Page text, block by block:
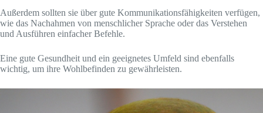
Außerdem sollten sie über gute Kommunikationsfähigkeiten verfügen,
wie das Nachahmen von menschlicher Sprache oder das Verstehen
und Ausführen einfacher Befehle.
Eine gute Gesundheit und ein geeignetes Umfeld sind ebenfalls
wichtig, um ihre Wohlbefinden zu gewährleisten.